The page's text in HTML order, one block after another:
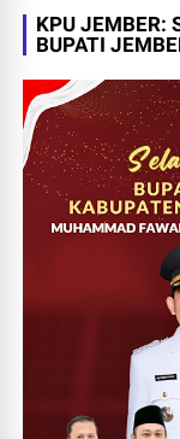
KPU JEMBER:
BUPATI